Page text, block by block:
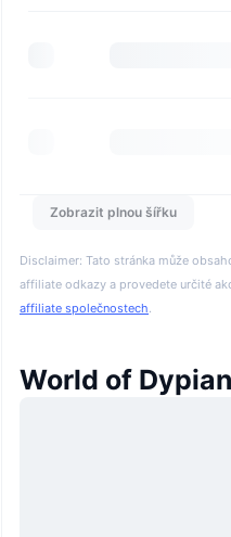
Zobrazit plnou šířku
Disclaimer: Tato stránka může
affiliate odkazy a provedete určité
affiliate společnostech.
World of